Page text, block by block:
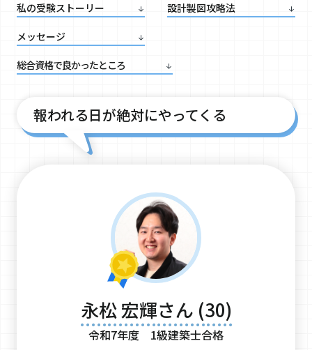
報われる日が絶対にやってくる
永松 宏輝さん (30)
令和7年度 1級建築士合格
私の受験ストーリー 設計製図攻略法
メッセージ
総合資格で良かったところ